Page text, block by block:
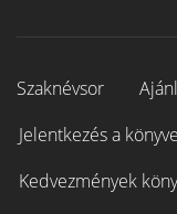
Szaknévsor
Jelentkezés a
Kedvezmények